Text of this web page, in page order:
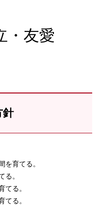
・友愛
針
を育てる。
る。
てる。
てる。